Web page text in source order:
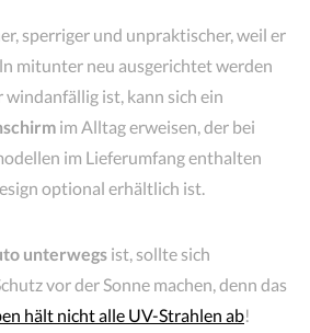
sperriger und unpraktischer, weil er
mitunter neu ausgerichtet werden
windanfällig ist, kann sich ein
im Alltag erweisen, der bei
im Lieferumfang enthalten
optional erhältlich ist.
unterwegs ist, sollte sich
vor der Sonne machen, denn das
hält nicht alle UV-Strahlen ab!